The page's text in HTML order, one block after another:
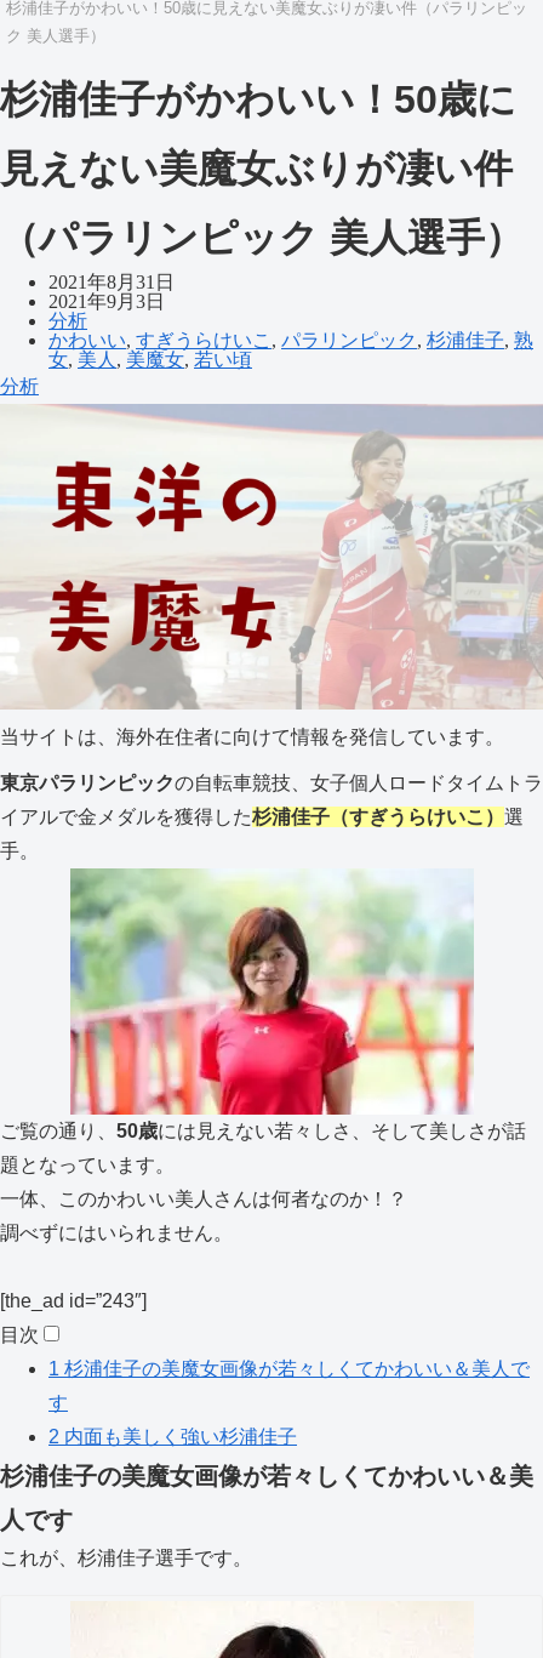
杉浦佳子がかわいい！50歳に見えない美魔女ぶりが凄い件（パラリンピッ
ク 美人選手）
杉浦佳子がかわいい！50歳に
見えない美魔女ぶりが凄い件
（パラリンピック 美人選手）
2021年8月31日
2021年9月3日
分析
かわいい, すぎうらけいこ , パラリンピック , 杉浦佳子, 熟
女, 美人 , 美魔女, 若い頃
分析
当サイトは、海外在住者に向けて情報を発信しています。
東京パラリンピックの自転車競技、女子個人ロードタイムトラ
イアルで金メダルを獲得した杉浦佳子（すぎうらけいこ） 選
手。
ご覧の通り、 50歳には見えない若々しさ、そして美しさが話
題となっています。
一体、このかわいい美人さんは何者なのか！？
調べずにはいられません。
[the_ad id=”243″]
目次
1 杉浦佳子の美魔女画像が若々しくてかわいい＆美人で
す
2 内面も美しく強い杉浦佳子
杉浦佳子の美魔女画像が若々しくてかわいい＆美
人です
これが、杉浦佳子選手です。